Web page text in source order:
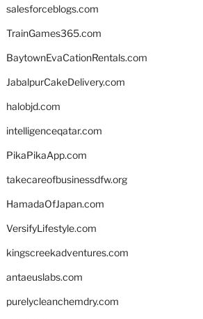
salesforceblogs.com
TrainGames365.com
BaytownEvaCationRentals.com
JabalpurCakeDelivery.com
halobjd.com
intelligenceqatar.com
PikaPikaApp.com
takecareofbusinessdfw.org
HamadaOfJapan.com
VersifyLifestyle.com
kingscreekadventures.com
antaeuslabs.com
purelycleanchemdry.com